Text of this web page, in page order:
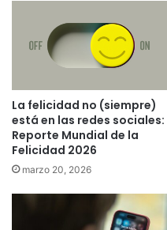
La felicidad no (siempre)
está en las redes sociales:
Reporte Mundial de la
Felicidad 2026
marzo 20, 2026